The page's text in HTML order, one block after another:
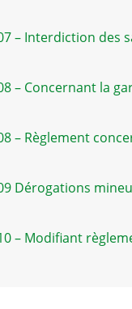
– Interdiction des
– Concernant la
– Règlement
Dérogations
– Modifiant